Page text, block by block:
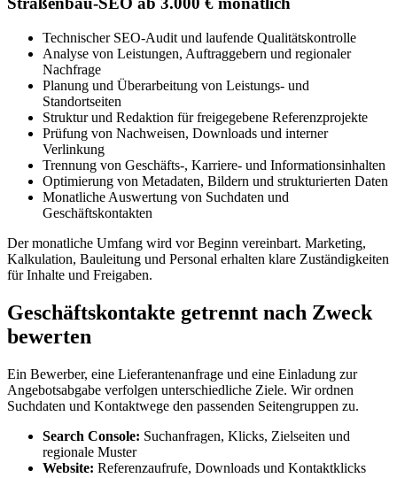
Technischer SEO-Audit und laufende Qualitätskontrolle
Analyse von Leistungen, Auftraggebern und regionaler
Nachfrage
Planung und Überarbeitung von Leistungs- und
Standortseiten
Struktur und Redaktion für freigegebene Referenzprojekte
Prüfung von Nachweisen, Downloads und interner
Verlinkung
Trennung von Geschäfts-, Karriere- und Informationsinhalten
Optimierung von Metadaten, Bildern und strukturierten Daten
Monatliche Auswertung von Suchdaten und
Geschäftskontakten
Der monatliche Umfang wird vor Beginn vereinbart. Marketing,
Kalkulation, Bauleitung und Personal erhalten klare Zuständigkeiten
für Inhalte und Freigaben.
Geschäftskontakte getrennt nach Zweck
bewerten
Ein Bewerber, eine Lieferantenanfrage und eine Einladung zur
Angebotsabgabe verfolgen unterschiedliche Ziele. Wir ordnen
Suchdaten und Kontaktwege den passenden Seitengruppen zu.
Search Console: Suchanfragen, Klicks, Zielseiten und
regionale Muster
Website: Referenzaufrufe, Downloads und Kontaktklicks